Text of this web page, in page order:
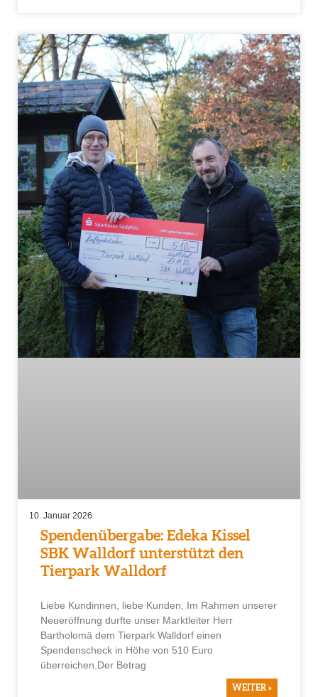
Spendenübergabe: Edeka Kissel
SBK Walldorf unterstützt den
Tierpark Walldorf
Liebe Kundinnen, liebe Kunden, Im Rahmen unserer
Neueröffnung durfte unser Marktleiter Herr
Bartholomä dem Tierpark Walldorf einen
Spendenscheck in Höhe von 510 Euro
überreichen.Der Betrag
WEITER »
10. Januar 2026